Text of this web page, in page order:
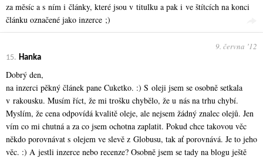
za měsíc a s ním i články, které jsou v titulku a pak i ve štítcích na konci
článku označené jako inzerce ;)
15. Hanka
9. června ʼ12
Dobrý den,
na inzerci pěkný článek pane Cuketko. :) S oleji jsem se osobně setkala
v rakousku. Musím říct, že mi trošku chybělo, že u nás na trhu chybí.
Myslím, že cena odpovídá kvalitě oleje, ale nejsem žádný znalec olejů. Jen
vím co mi chutná a za co jsem ochotna zaplatit. Pokud chce takovou věc
někdo porovnávat s olejem ve slevě z Globusu, tak ať porovnává. Je to jeho
věc. :) A jestli inzerce nebo recenze? Osobně jsem se tady na blogu ještě